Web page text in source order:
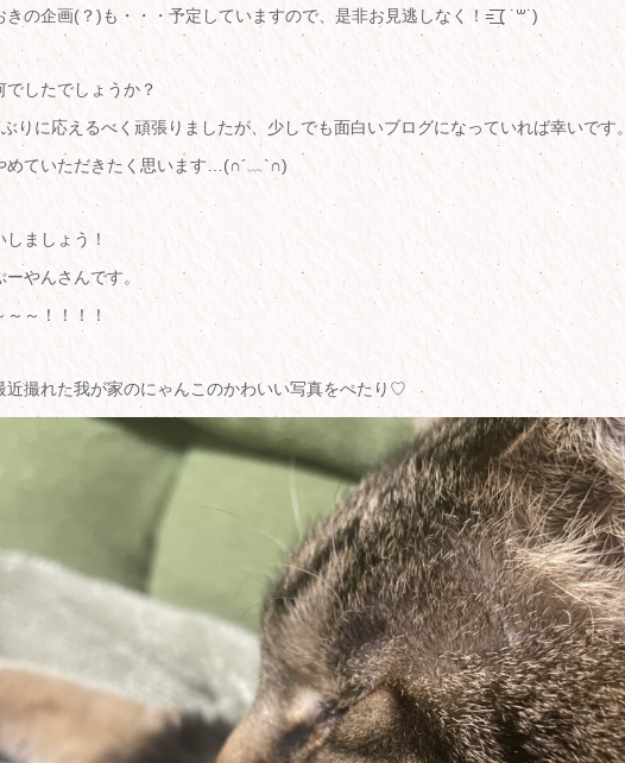
きの企画(？)も・・・予定していますので、是非お見逃しなく！=͟͟͞͞ ( ˙꒳​˙)
したでしょうか？
りに応えるべく頑張りましたが、少しでも面白いブログになっていれば幸いです。
めていただきたく思います…(∩´﹏`∩)
ましょう！
やんさんです。
～！！！！
近撮れた我が家のにゃんこのかわいい写真をぺたり♡